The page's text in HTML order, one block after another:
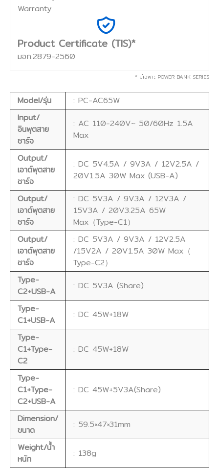
Warranty
Product Certificate (TIS)*
มอก.2879-2560
* มีเฉพาะ POWER BANK SERIES
Model/รุ่น
: PC-AC65W
Input/
อินพุตสาย
ชาร์จ
: AC 110-240V~ 50/60Hz 1.5A
Max
Output/
เอาต์พุตสาย
ชาร์จ
: DC 5V4.5A / 9V3A / 12V2.5A /
20V1.5A 30W Max (USB-A)
Output/
เอาต์พุตสาย
ชาร์จ
: DC 5V3A / 9V3A / 12V3A /
15V3A / 20V3.25A 65W
Max（Type-C1）
Output/
เอาต์พุตสาย
ชาร์จ
: DC 5V3A / 9V3A / 12V2.5A
/15V2A / 20V1.5A 30W Max（
Type-C2）
Type-
C2+USB-A
: DC 5V3A (Share)
Type-
C1+USB-A
: DC 45W+18W
Type-
C1+Type-
C2
: DC 45W+18W
Type-
C1+Type-
C2+USB-A
: DC 45W+5V3A(Share)
Dimension/
ขนาด
: 59.5×47×31mm
Weight/น้ำ
หนัก
: 138g